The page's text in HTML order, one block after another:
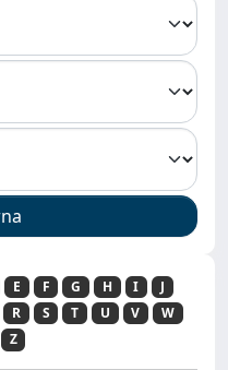
E F G H I
J
R S T U V
W
Z